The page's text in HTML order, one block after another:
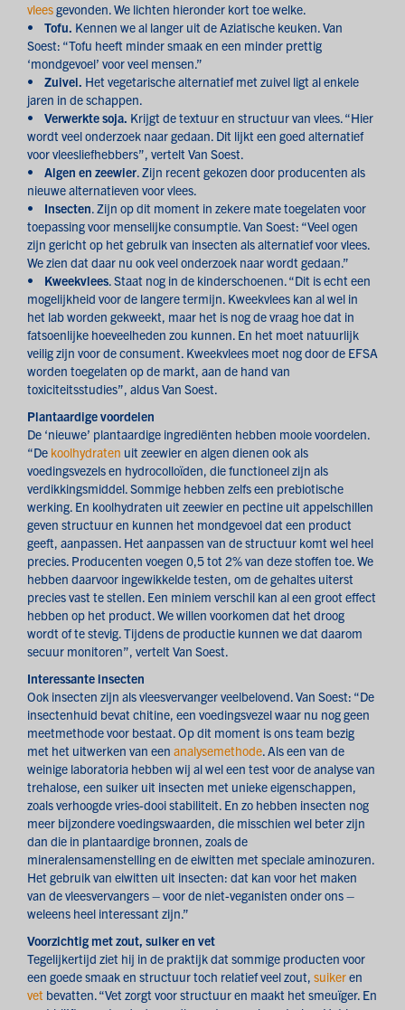
vleesgevonden. We lichten hieronder kort toe welke.
• Tofu. Kennen we al langer uit de Aziatische keuken. Van
Soest: “Tofu heeft minder smaak en een minder prettig
‘mondgevoel’ voor veel mensen.”
• Zuivel. Het vegetarische alternatief met zuivel ligt al enkele
jaren in de schappen.
• Verwerkte soja. Krijgt de textuur en structuur van vlees. “Hier
wordt veel onderzoek naar gedaan. Dit lijkt een goed alternatief
voor vleesliefhebbers”, vertelt Van Soest.
• Algen en zeewier. Zijn recent gekozen door producenten als
nieuwe alternatieven voor vlees.
• Insecten. Zijn op dit moment in zekere mate toegelaten voor
toepassing voor menselijke consumptie. Van Soest: “Veel ogen
zijn gericht op het gebruik van insecten als alternatief voor vlees.
We zien dat daar nu ook veel onderzoek naar wordt gedaan.”
• Kweekvlees. Staat nog in de kinderschoenen. “Dit is echt een
mogelijkheid voor de langere termijn. Kweekvlees kan al wel in
het lab worden gekweekt, maar het is nog de vraag hoe dat in
fatsoenlijke hoeveelheden zou kunnen. En het moet natuurlijk
veilig zijn voor de consument. Kweekvlees moet nog door de EFSA
worden toegelaten op de markt, aan de hand van
toxiciteitsstudies”, aldus Van Soest.
Plantaardige voordelen
De ‘nieuwe’ plantaardige ingrediënten hebben mooie voordelen.
“De koolhydraten uit zeewier en algen dienen ook als
voedingsvezels en hydrocolloïden, die functioneel zijn als
verdikkingsmiddel. Sommige hebben zelfs een prebiotische
werking. En koolhydraten uit zeewier en pectine uit appelschillen
geven structuur en kunnen het mondgevoel dat een product
geeft, aanpassen. Het aanpassen van de structuur komt wel heel
precies. Producenten voegen 0,5 tot 2% van deze stoffen toe. We
hebben daarvoor ingewikkelde testen, om de gehaltes uiterst
precies vast te stellen. Een miniem verschil kan al een groot effect
hebben op het product. We willen voorkomen dat het droog
wordt of te stevig. Tijdens de productie kunnen we dat daarom
secuur monitoren”, vertelt Van Soest.
Interessante insecten
Ook insecten zijn als vleesvervanger veelbelovend. Van Soest: “De
insectenhuid bevat chitine, een voedingsvezel waar nu nog geen
meetmethode voor bestaat. Op dit moment is ons team bezig
met het uitwerken van een analysemethode. Als een van de
weinige laboratoria hebben wij al wel een test voor de analyse van
trehalose, een suiker uit insecten met unieke eigenschappen,
zoals verhoogde vries-dooi stabiliteit. En zo hebben insecten nog
meer bijzondere voedingswaarden, die misschien wel beter zijn
dan die in plantaardige bronnen, zoals de
mineralensamenstelling en de eiwitten met speciale aminozuren.
Het gebruik van eiwitten uit insecten: dat kan voor het maken
van de vleesvervangers – voor de niet-veganisten onder ons –
weleens heel interessant zijn.”
Voorzichtig met zout, suiker en vet
Tegelijkertijd ziet hij in de praktijk dat sommige producten voor
een goede smaak en structuur toch relatief veel zout, suikeren
vet bevatten. “Vet zorgt voor structuur en maakt het smeuïger. En